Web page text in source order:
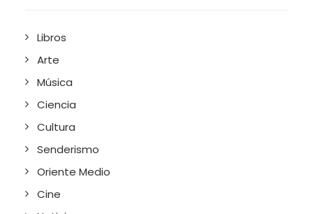
Libros
Arte
Música
Ciencia
Cultura
Senderismo
Oriente Medio
Cine